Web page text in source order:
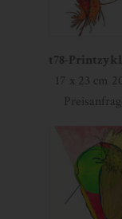
t78-
17 x 23 cm